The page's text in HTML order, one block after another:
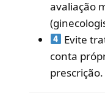
avaliação
Evite
conta
prescrição.